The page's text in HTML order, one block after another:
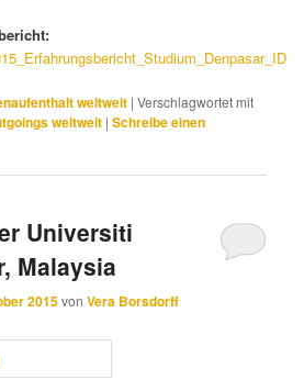
weltweit |Verschlagwortet mit
weltweit |Schreibe einen
Universiti
Malaysia
2015vonVera Borsdorff